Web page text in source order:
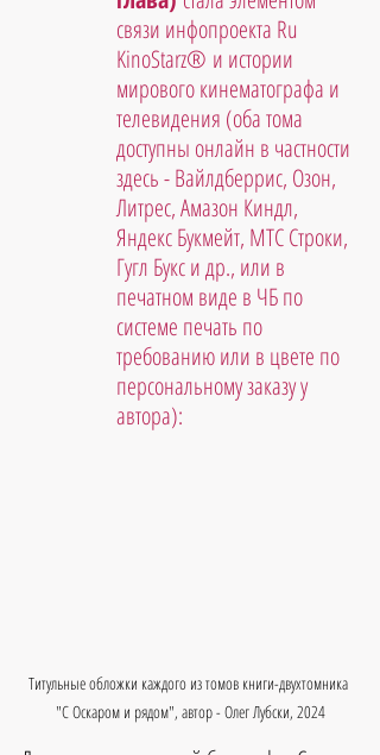
связи инфопроекта Ru
KinoStarz® и истории
мирового кинематографа и
телевидения (оба тома
доступны онлайн в частности
здесь - Вайлдберрис, Озон,
Литрес, Амазон Киндл,
Яндекс Букмейт, МТС Строки,
Гугл Букс и др., или в
печатном виде в ЧБ по
системе печать по
требованию или в цвете по
персональному заказу у
автора):
Титульные обложки каждого из томов книги-двухтомника
"С Оскаром и рядом", автор - Олег Лубски, 2024